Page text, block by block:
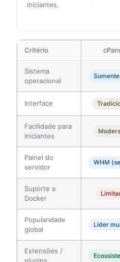
iniciantes.
Critério
Sistema
operacional
Interface
Facilidade para
iniciantes
Painel do
servidor
WHM
Suporte a
Docker
Popularidade
global
Líder
Extensões /